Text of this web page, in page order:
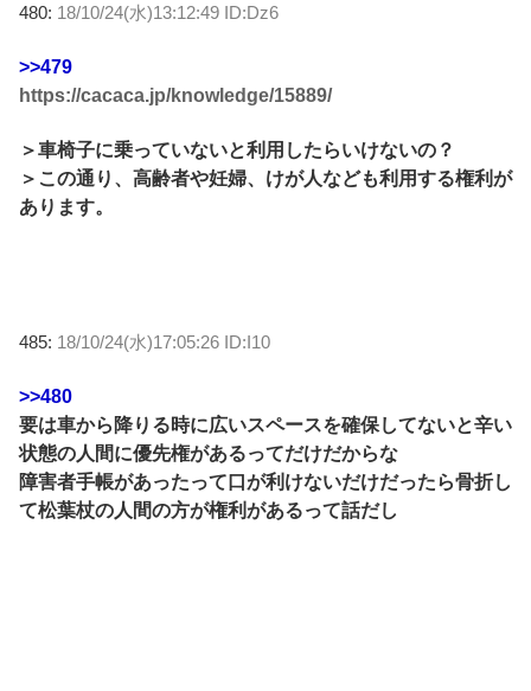
480: 18/10/24(水)13:12:49 ID:Dz6
>>479
https://cacaca.jp/knowledge/15889/
＞車椅子に乗っていないと利用したらいけないの？
＞この通り、高齢者や妊婦、けが人なども利用する権利が
あります。
485: 18/10/24(水)17:05:26 ID:I10
>>480
要は車から降りる時に広いスペースを確保してないと辛い
状態の人間に優先権があるってだけだからな
障害者手帳があったって口が利けないだけだったら骨折し
て松葉杖の人間の方が権利があるって話だし